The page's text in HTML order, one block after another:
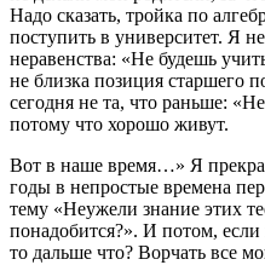
Надо сказать, тройка по
поступить в университет. Я
неравенства: «Не будешь
не близка позиция старшего
сегодня не та, что раньше:
потому что хорошо живут.
Вот в наше время…» Я
годы в непростые времена
тему «Неужели знание этих
понадобится?». И потом,
то дальше что? Ворчать все